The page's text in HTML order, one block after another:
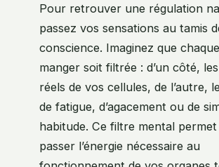
Pour retrouver une régulation
passez vos sensations au tamis
conscience. Imaginez que
manger soit filtrée : d’un côté,
réels de vos cellules, de l’autre,
de fatigue, d’agacement ou de
habitude. Ce filtre mental permet
passer l’énergie nécessaire au